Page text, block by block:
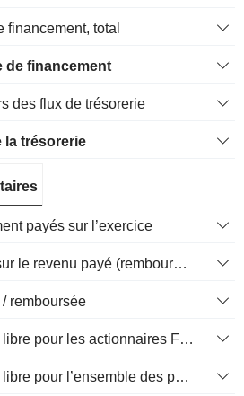
financement, total
de financement
des flux de trésorerie
la trésorerie
payés sur l’exercice
Trésorerie Impôt sur le revenu payé (remboursement)Impôt effectivement payé (remboursé) sur l’exercice
remboursée
Flux de trésorerie libre pour les actionnaires FCFE
Flux de trésorerie libre pour l’ensemble des pourvoyeurs de fonds (créanciers et actionnaires) FCFF